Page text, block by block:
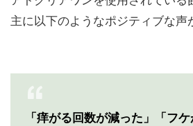
主に以下のようなポジティブな声
「痒がる回数が減った」「フ